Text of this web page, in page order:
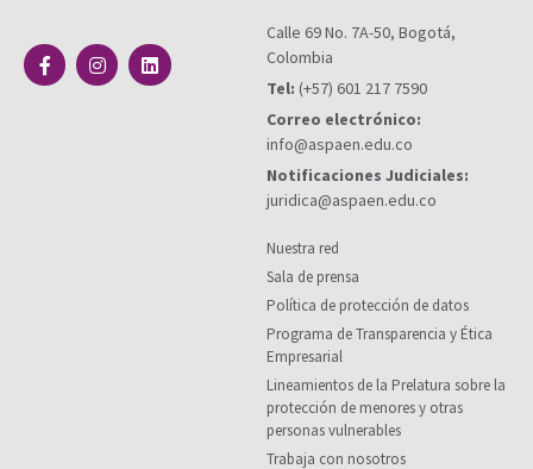
Calle 69 No. 7A-50, Bogotá,
Colombia
Tel: (+57) 601 217 7590
Correo electrónico:
info@aspaen.edu.co
Notificaciones Judiciales:
juridica@aspaen.edu.co
Nuestra red
Sala de prensa
Política de protección de datos
Programa de Transparencia y Ética
Empresarial
Lineamientos de la Prelatura sobre la
protección de menores y otras
personas vulnerables
Trabaja con nosotros